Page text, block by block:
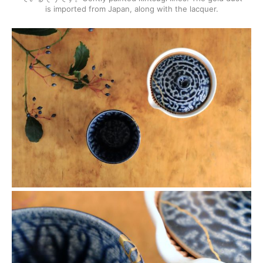
is imported from Japan, along with the lacquer.